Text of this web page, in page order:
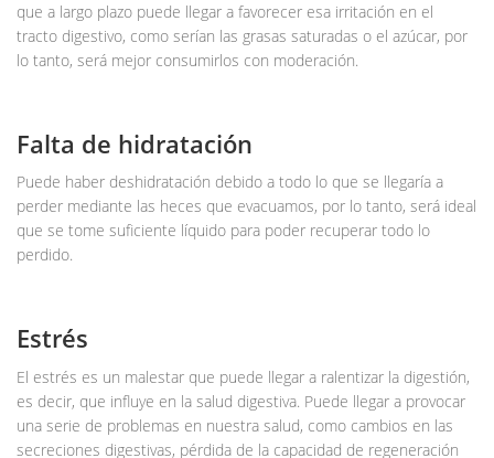
que a largo plazo puede llegar a favorecer esa irritación en el
tracto digestivo, como serían las grasas saturadas o el azúcar, por
lo tanto, será mejor consumirlos con moderación.
Falta de hidratación
Puede haber deshidratación debido a todo lo que se llegaría a
perder mediante las heces que evacuamos, por lo tanto, será ideal
que se tome suficiente líquido para poder recuperar todo lo
perdido.
Estrés
El estrés es un malestar que puede llegar a ralentizar la digestión,
es decir, que influye en la salud digestiva. Puede llegar a provocar
una serie de problemas en nuestra salud, como cambios en las
secreciones digestivas, pérdida de la capacidad de regeneración